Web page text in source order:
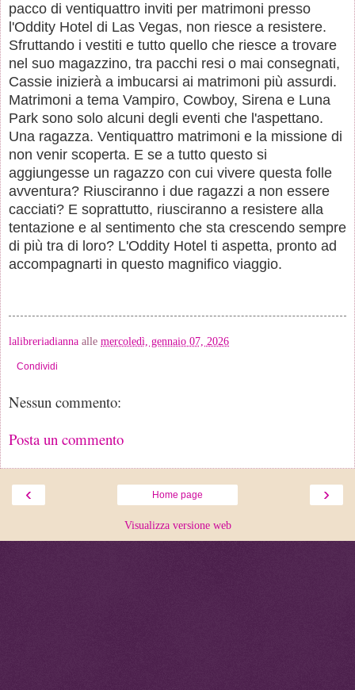
pacco di ventiquattro inviti per matrimoni presso
l'Oddity Hotel di Las Vegas, non riesce a resistere.
Sfruttando i vestiti e tutto quello che riesce a trovare
nel suo magazzino, tra pacchi resi o mai consegnati,
Cassie inizierà a imbucarsi ai matrimoni più assurdi.
Matrimoni a tema Vampiro, Cowboy, Sirena e Luna
Park sono solo alcuni degli eventi che l'aspettano.
Una ragazza. Ventiquattro matrimoni e la missione di
non venir scoperta. E se a tutto questo si
aggiungesse un ragazzo con cui vivere questa folle
avventura? Riusciranno i due ragazzi a non essere
cacciati? E soprattutto, riusciranno a resistere alla
tentazione e al sentimento che sta crescendo sempre
di più tra di loro? L'Oddity Hotel ti aspetta, pronto ad
accompagnarti in questo magnifico viaggio.
lalibreriadianna alle mercoledì, gennaio 07, 2026
Condividi
Nessun commento:
Posta un commento
‹ ›
Home page
Visualizza versione web